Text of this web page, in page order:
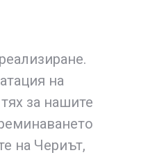
на
за нашите
на Чериът,